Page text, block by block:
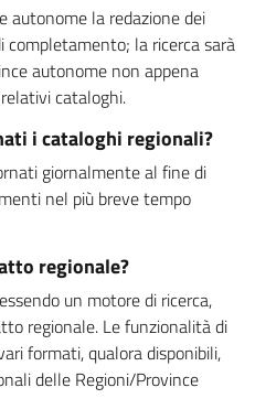
autonome la redazione dei
la ricerca sarà
autonome non appena
cataloghi.
i cataloghi regionali?
giornalmente al fine di
nel più breve tempo
regionale?
un motore di ricerca,
regionale. Le funzionalità di
formati, qualora disponibili,
delle Regioni/Province